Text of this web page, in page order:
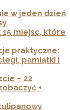
w jeden dzień
15 miejsc, które
praktyczne:
pamiątki i
– 22
+